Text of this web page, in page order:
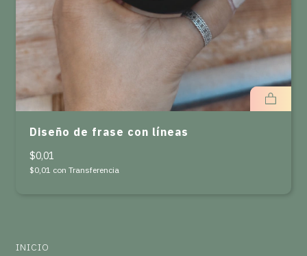
Diseño de frase con líneas
$0,01
$0,01 con Transferencia
INICIO